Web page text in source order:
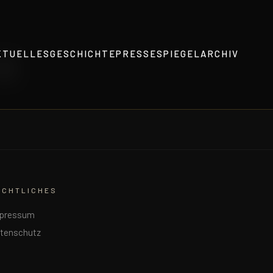
GESCHICHTEPRESSESPIEGELARCHIV